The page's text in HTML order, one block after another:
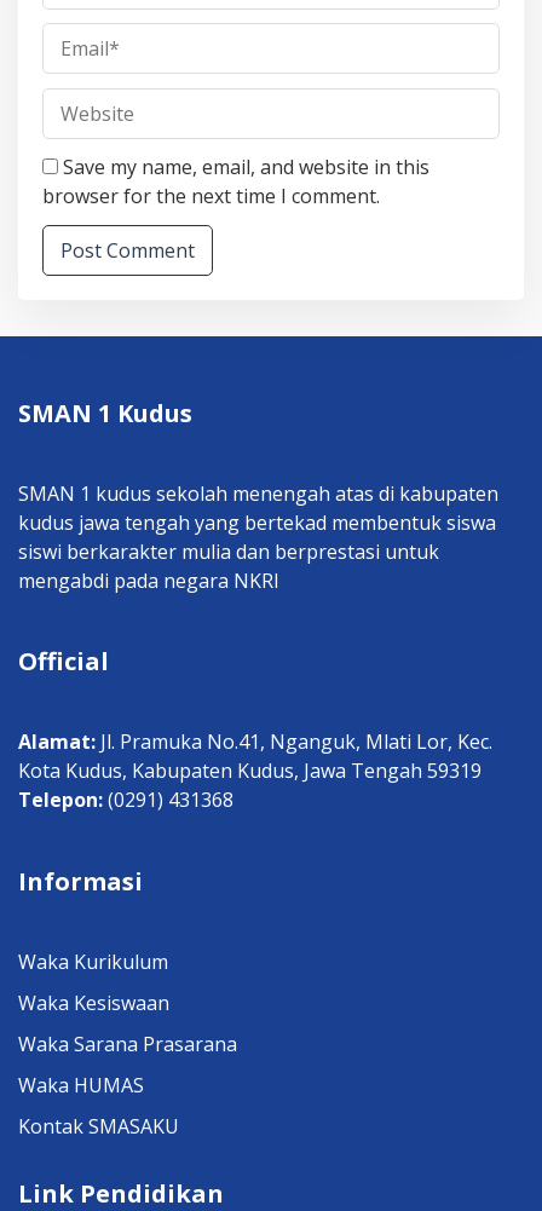
Save my name, email, and website in this
browser for the next time I comment.
SMAN 1 Kudus
SMAN 1 kudus sekolah menengah atas di kabupaten
kudus jawa tengah yang bertekad membentuk siswa
siswi berkarakter mulia dan berprestasi untuk
mengabdi pada negara NKRI
Official
Alamat: Jl. Pramuka No.41, Nganguk, Mlati Lor, Kec.
Kota Kudus, Kabupaten Kudus, Jawa Tengah 59319
Telepon:(0291) 431368
Informasi
Waka Kurikulum
Waka Kesiswaan
Waka Sarana Prasarana
Waka HUMAS
Kontak SMASAKU
Link Pendidikan